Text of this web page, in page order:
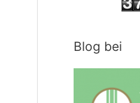
Blog bei